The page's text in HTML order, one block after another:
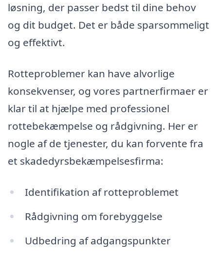
løsning, der passer bedst til dine behov
og dit budget. Det er både sparsommeligt
og effektivt.
Rotteproblemer kan have alvorlige
konsekvenser, og vores partnerfirmaer er
klar til at hjælpe med professionel
rottebekæmpelse og rådgivning. Her er
nogle af de tjenester, du kan forvente fra
et skadedyrsbekæmpelsesfirma:
Identifikation af rotteproblemet
Rådgivning om forebyggelse
Udbedring af adgangspunkter